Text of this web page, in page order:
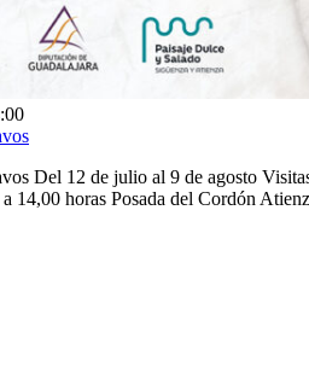
Del 12 de julio al 9 de agosto
14,00 horas Posada del Cordón